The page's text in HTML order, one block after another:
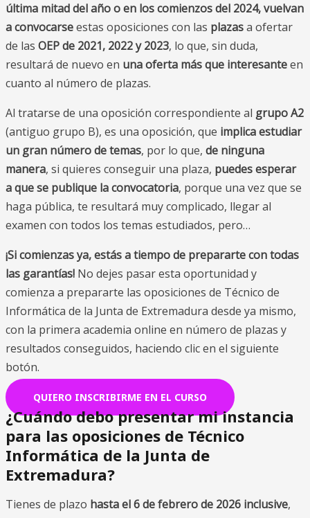
última mitad del año o en los comienzos del 2024, vuelvan
a convocarseestas oposiciones con las plazasa ofertar
de las OEP de 2021, 2022 y 2023, lo que, sin duda,
resultará de nuevo en una oferta más que interesanteen
cuanto al número de plazas.
Al tratarse de una oposición correspondiente al grupo A2
(antiguo grupo B), es una oposición, que implica estudiar
un gran número de temas, por lo que, de ninguna
manera, si quieres conseguir una plaza, puedes esperar
a que se publique la convocatoria, porque una vez que se
haga pública, te resultará muy complicado, llegar al
examen con todos los temas estudiados, pero…
¡Si comienzas ya, estás a tiempo de prepararte con todas
las garantías! No dejes pasar esta oportunidad y
comienza a prepararte las oposiciones de Técnico de
Informática de la Junta de Extremadura desde ya mismo,
con la primera academia online en número de plazas y
resultados conseguidos, haciendo clic en el siguiente
botón.
QUIERO INSCRIBIRME EN EL CURSO
¿Cuándo debo presentar mi instancia
para las oposiciones de Técnico
Informática de la Junta de
Extremadura?
Tienes de plazo hasta el 6 de febrero de 2026 inclusive,